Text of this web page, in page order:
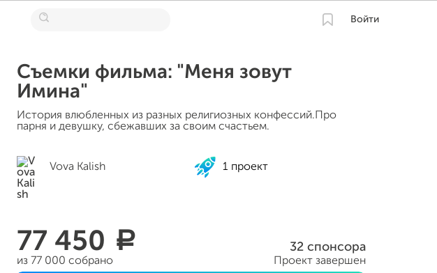
Войти
Съемки фильма: "Меня зовут
Имина"
История влюбленных из разных религиозных конфессий.Про
парня и девушку, сбежавших за своим счастьем.
Vova Kalish 1 проект
77 450 a
из 77 000 собрано
32 спонсора
Проект завершен